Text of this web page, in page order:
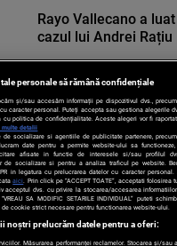
Rayo Vallecano a
cazul lui Andrei Rațiu
tale personale să rămână confidențiale
și/sau accesăm informații pe dispozitivul dvs.,
caracter personal. Puteți accepta sau gestiona alegerile
cu politica de confidențialitate. Aceste alegeri vor fi
multe detalii
de socializare si agentiile de publicitate partenere,
date pentru a permite website-ului sa
afisate in functie de interesele si/sau profilul
de socializare si pentru a analiza traficul pe website.
in legatura cu prelucrarea datelor cu caracter
aici . Prin click pe “ACCEPT TOATE”, acceptati folosirea
acceptul dvs. cu privire la stocarea/accesarea
SA MODIFIC SETARILE INDIVIDUAL” puteti
cookie strict necesare pentru functionarea website-ului.
noștri prelucrăm datele pentru a oferi:
Măsurarea performanței reclamelor. Stocarea și/sau